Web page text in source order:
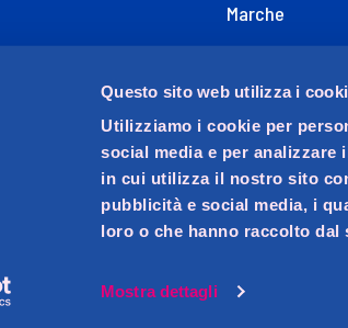
Questo sito web utilizza i
Utilizziamo i cookie per
social media e per
in cui utilizza il nostro sito
pubblicità e social media, i
loro o che hanno raccolto
Mostra dettagli
Marche
Dichiarazione
MODERNO ORGANIZZATO S.p.A.